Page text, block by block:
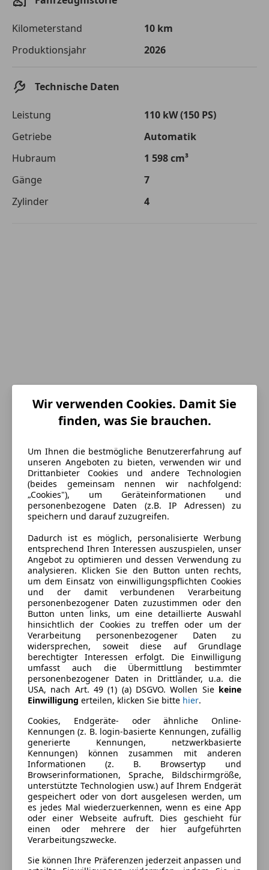
Monatliche Rate € 366,29
von der von Ihnen gewählten Bank. Rückzahlungszeitraum 1-10
Jahre. Zinsspanne Sollzinssatz: 2,90% - 14,90%.
Jetzt berechnen
Kilometerstand
10 km
Produktionsjahr
2026
Technische Daten
Leistung
110 kW (150 PS)
Getriebe
Automatik
Hubraum
1 598 cm³
Gänge
7
Zylinder
4
Energieverbrauch
Kraftstoff
Benzin
CO₂-Emissionen
168 g/km (komb.)
Ausstattung
Komfort
Armlehne
Beheizbares Lenkrad
Berganfahrassistent
Einparkhilfe
Einparkhilfe Rückfahrkamera
Elektrische Fensterheber
Elektrische Seitenspiegel
Getönte Scheiben
Klimaanlage
Klimaautomatik
Multifunktionslenkrad
Navigationssystem
Regensensor
Sitzheizung
Tempomat
Unterhaltung/Media
Android Auto
Apple CarPlay
Bluetooth
Mehr anzeigen
Farbe und Innenausstattung
Außenfarbe
Weiß
Farbe laut Hersteller
CASA WHITE S
Farbe der
Innenausstattung
Sonstige
Fahrzeugbeschreibung
7 JAHRE Herstellergarantie (ab Verkaufsmeldung)!
Seit 1938 Ihr Mobilitäts-Partner. www.auto-
guenther.at. Finanzierung und Versicherung zu Top-
Konditionen. Irrtümer/Eingabefehler vorbehalten.
Alle Hersteller-Aktionen berücksichtigt
Kontakthotline +43 732 65 50 25 7189
Wir verwenden Cookies. Damit Sie
finden, was Sie brauchen.
Um Ihnen die bestmögliche Benutzererfahrung auf
unseren Angeboten zu bieten, verwenden wir und
Drittanbieter Cookies und andere Technologien
(beides gemeinsam nennen wir nachfolgend:
„Cookies"), um Geräteinformationen und
personenbezogene Daten (z.B. IP Adressen) zu
speichern und darauf zuzugreifen.
Dadurch ist es möglich, personalisierte Werbung
entsprechend Ihren Interessen auszuspielen, unser
Angebot zu optimieren und dessen Verwendung zu
analysieren. Klicken Sie den Button unten rechts,
um dem Einsatz von einwilligungspflichten Cookies
und der damit verbundenen Verarbeitung
personenbezogener Daten zuzustimmen oder den
Button unten links, um eine detaillierte Auswahl
hinsichtlich der Cookies zu treffen oder um der
Verarbeitung personenbezogener Daten zu
widersprechen, soweit diese auf Grundlage
berechtigter Interessen erfolgt. Die Einwilligung
umfasst auch die Übermittlung bestimmter
personenbezogener Daten in Drittländer, u.a. die
USA, nach Art. 49 (1) (a) DSGVO. Wollen Sie keine
Einwilligung erteilen, klicken Sie bitte hier.
Cookies, Endgeräte- oder ähnliche Online-
Kennungen (z. B. login-basierte Kennungen, zufällig
generierte Kennungen, netzwerkbasierte
Kennungen) können zusammen mit anderen
Informationen (z. B. Browsertyp und
Browserinformationen, Sprache, Bildschirmgröße,
unterstützte Technologien usw.) auf Ihrem Endgerät
gespeichert oder von dort ausgelesen werden, um
es jedes Mal wiederzuerkennen, wenn es eine App
oder einer Webseite aufruft. Dies geschieht für
einen oder mehrere der hier aufgeführten
Verarbeitungszwecke.
Sie können Ihre Präferenzen jederzeit anpassen und